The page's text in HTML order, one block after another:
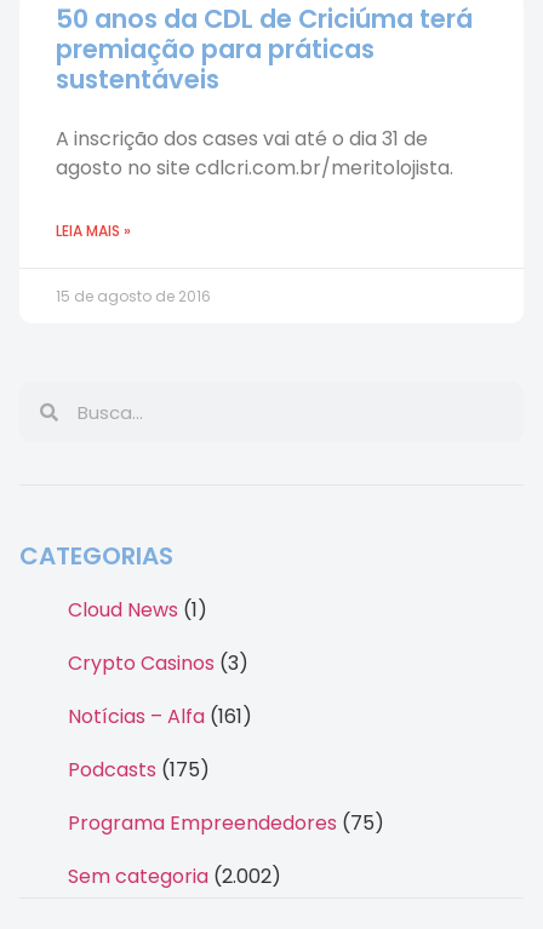
50 anos da CDL de Criciúma terá
premiação para práticas
sustentáveis
A inscrição dos cases vai até o dia 31 de
agosto no site cdlcri.com.br/meritolojista.
LEIA MAIS »
15 de agosto de 2016
CATEGORIAS
Cloud News (1)
Crypto Casinos (3)
Notícias – Alfa (161)
Podcasts (175)
Programa Empreendedores (75)
Sem categoria (2.002)